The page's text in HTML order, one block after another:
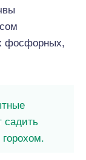
фосфорных,
садить